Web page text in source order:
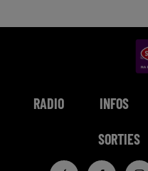
RADIO INFOS
SORTIES